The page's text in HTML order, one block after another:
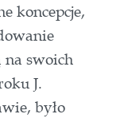
koncepcje,
swoich
J.
było